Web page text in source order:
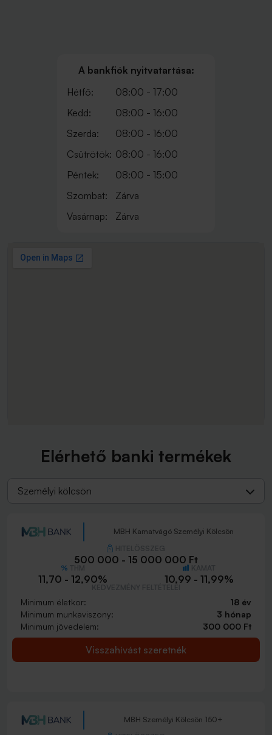
A bankfiók nyitvatartása:
Hétfő:
08:00 - 17:00
Kedd:
08:00 - 16:00
Szerda:
08:00 - 16:00
Csütrötök: 08:00 - 16:00
Péntek:
08:00 - 15:00
Szombat:
Zárva
Vasárnap:
Zárva
Elérhető banki termékek
Személyi kölcsön
MBH Kamatvágó Személyi Kölcsön
500 000 - 15 000 000 Ft
11,70 - 12,90% 10,99 - 11,99%
Minimum életkor:
18 év
Minimum munkaviszony:
3 hónap
Minimum jövedelem:
300 000 Ft
Visszahívást szeretnék
MBH Személyi Kölcsön 150+